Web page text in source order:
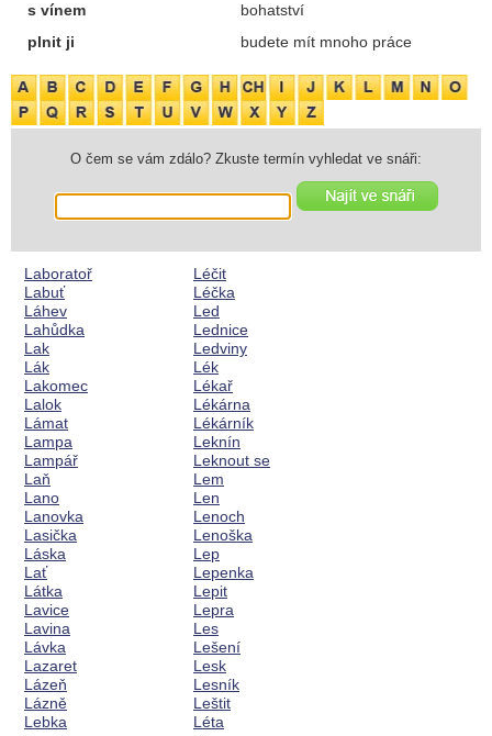
s vínem
bohatství
plnit ji
budete mít mnoho práce
O čem se vám zdálo? Zkuste termín vyhledat ve snáři:
Laboratoř
Labuť
Láhev
Lahůdka
Lak
Lák
Lakomec
Lalok
Lámat
Lampa
Lampář
Laň
Lano
Lanovka
Lasička
Láska
Lať
Látka
Lavice
Lavina
Lávka
Lazaret
Lázeň
Lázně
Lebka
Léčit
Léčka
Led
Lednice
Ledviny
Lék
Lékař
Lékárna
Lékárník
Leknín
Leknout se
Lem
Len
Lenoch
Lenoška
Lep
Lepenka
Lepit
Lepra
Les
Lešení
Lesk
Lesník
Leštit
Léta